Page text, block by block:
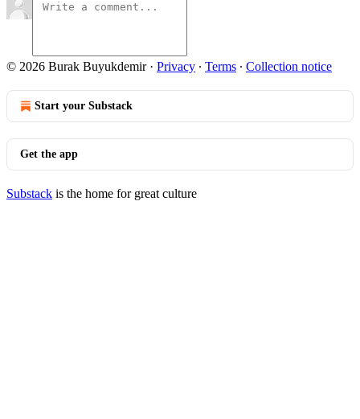
© 2026 Burak Buyukdemir· Privacy ∙ Terms ∙ Collection notice
Start your Substack
Get the app
Substack is the home for great culture